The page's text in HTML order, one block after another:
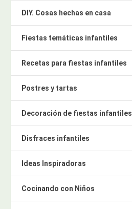
DIY. Cosas hechas en casa
Fiestas temáticas infantiles
Recetas para fiestas infantiles
Postres y tartas
Decoración de fiestas infantiles
Disfraces infantiles
Ideas Inspiradoras
Cocinando con Niños